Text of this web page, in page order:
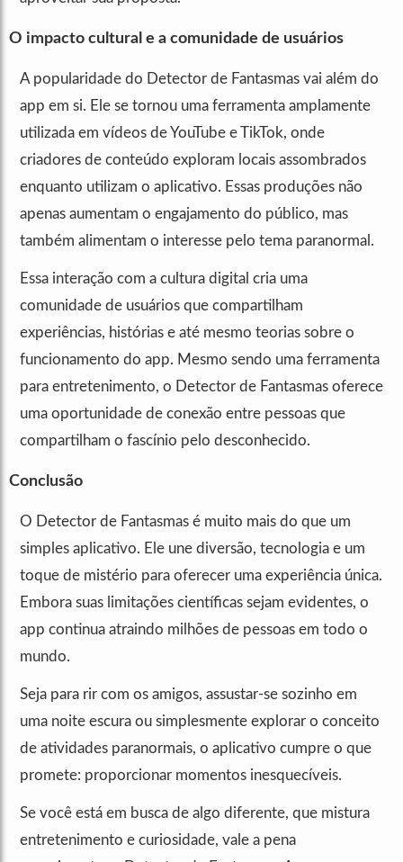
O impacto cultural e a comunidade de usuários
A popularidade do Detector de Fantasmas vai além do
app em si. Ele se tornou uma ferramenta amplamente
utilizada em vídeos de YouTube e TikTok, onde
criadores de conteúdo exploram locais assombrados
enquanto utilizam o aplicativo. Essas produções não
apenas aumentam o engajamento do público, mas
também alimentam o interesse pelo tema paranormal.
Essa interação com a cultura digital cria uma
comunidade de usuários que compartilham
experiências, histórias e até mesmo teorias sobre o
funcionamento do app. Mesmo sendo uma ferramenta
para entretenimento, o Detector de Fantasmas oferece
uma oportunidade de conexão entre pessoas que
compartilham o fascínio pelo desconhecido.
Conclusão
O Detector de Fantasmas é muito mais do que um
simples aplicativo. Ele une diversão, tecnologia e um
toque de mistério para oferecer uma experiência única.
Embora suas limitações científicas sejam evidentes, o
app continua atraindo milhões de pessoas em todo o
mundo.
Seja para rir com os amigos, assustar-se sozinho em
uma noite escura ou simplesmente explorar o conceito
de atividades paranormais, o aplicativo cumpre o que
promete: proporcionar momentos inesquecíveis.
Se você está em busca de algo diferente, que mistura
entretenimento e curiosidade, vale a pena